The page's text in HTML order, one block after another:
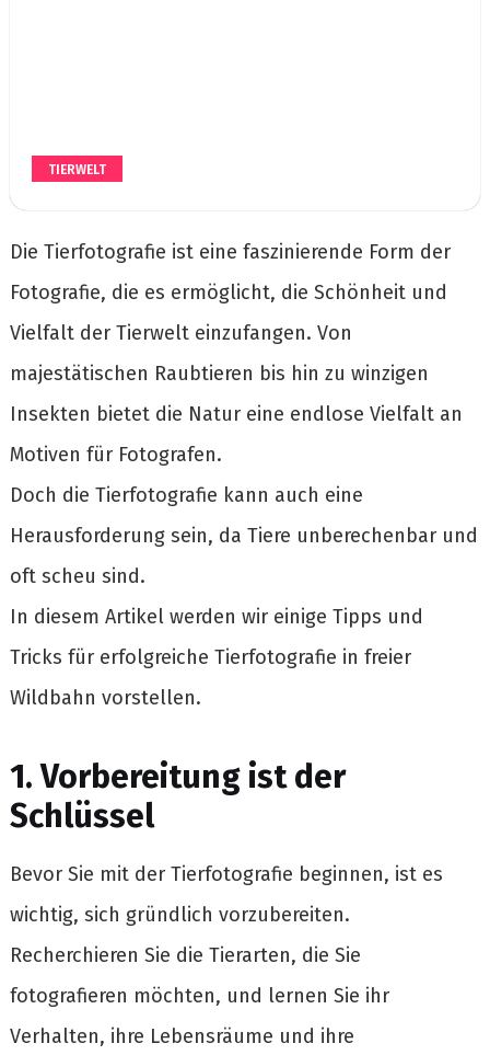
TIERWELT
Die Tierfotografie ist eine faszinierende Form der
Fotografie, die es ermöglicht, die Schönheit und
Vielfalt der Tierwelt einzufangen. Von
majestätischen Raubtieren bis hin zu winzigen
Insekten bietet die Natur eine endlose Vielfalt an
Motiven für Fotografen.
Doch die Tierfotografie kann auch eine
Herausforderung sein, da Tiere unberechenbar und
oft scheu sind.
In diesem Artikel werden wir einige Tipps und
Tricks für erfolgreiche Tierfotografie in freier
Wildbahn vorstellen.
1. Vorbereitung ist der
Schlüssel
Bevor Sie mit der Tierfotografie beginnen, ist es
wichtig, sich gründlich vorzubereiten.
Recherchieren Sie die Tierarten, die Sie
fotografieren möchten, und lernen Sie ihr
Verhalten, ihre Lebensräume und ihre